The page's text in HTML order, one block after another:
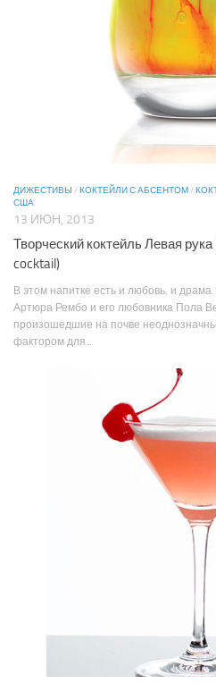
ДИЖЕСТИВЫ /КОКТЕЙЛИ С АБСЕНТОМ/
США
13 ИЮН, 2013
Творческий коктейль Левая
cocktail)
В этом напитке есть и любовь, и
Артюра Рембо и его любовника Пола
произошедшие на почве
фактором для...